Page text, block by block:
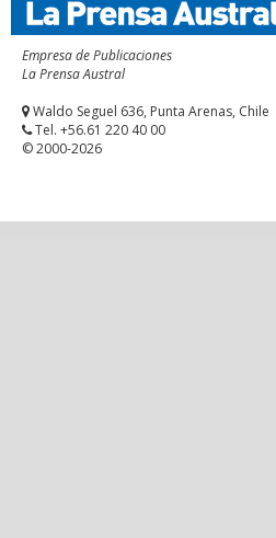
Empresa de Publicaciones
La Prensa Austral
Waldo Seguel 636, Punta Arenas, Chile
Tel. +56.61 220 40 00
© 2000-2026